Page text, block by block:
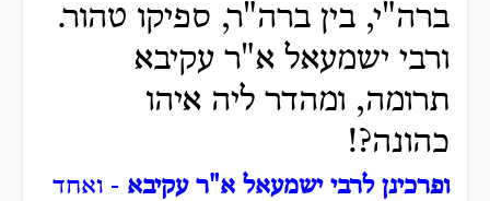
ברה"י, בין ברה"ר, ספיקו טהור.
ורבי ישמעאל א"ר עקיבא
תרומה, ומהדר ליה איהו
כהונה?!
ופרכינן לרבי ישמעאל א"ר עקיבא - ואחד